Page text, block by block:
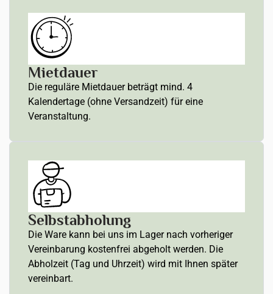
Mietdauer
Die reguläre Mietdauer beträgt mind. 4
Kalendertage (ohne Versandzeit) für eine
Veranstaltung.
Selbstabholung
Die Ware kann bei uns im Lager nach vorheriger
Vereinbarung kostenfrei abgeholt werden. Die
Abholzeit (Tag und Uhrzeit) wird mit Ihnen später
vereinbart.